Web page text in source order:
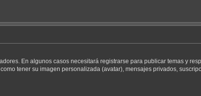
En algunos casos necesitará registrarse para publicar temas y
tener su imagen personalizada (avatar), mensajes privados,